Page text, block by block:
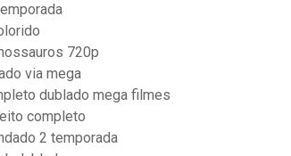
720p
via mega
dublado mega filmes
completo
2 temporada